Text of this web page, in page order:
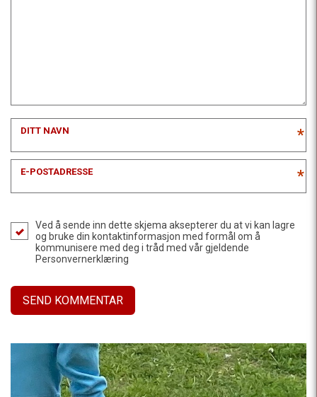
DITT NAVN *
E-POSTADRESSE *
Ved å sende inn dette skjema aksepterer du at vi kan lagre
og bruke din kontaktinformasjon med formål om å
kommunisere med deg i tråd med vår gjeldende
Personvernerklæring